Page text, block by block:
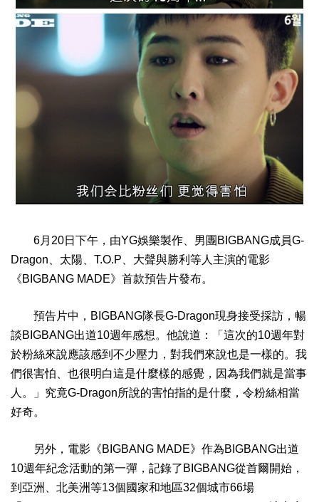
6月20日下午，由YG娛樂製作、男團BIGBANG成員G-
Dragon、太陽、T.O.P、大聲與勝利等人主演的電影
《BIGBANG MADE》首款預告片發布。
預告片中，BIGBANG隊長G-Dragon現身接受採訪，暢
談BIGBANG出道10週年感想。他說道：「這次的10週年對
於粉絲來說應該感到不少壓力，對我們來說也是一樣的。我
們很害怕、也很明白這是什麼樣的感覺，因為我們就是當事
人。」究竟G-Dragon所說的害怕指的是什麼，令粉絲相當
好奇。
另外，電影《BIGBANG MADE》作為BIGBANG出道
10週年紀念活動的第一彈，記錄了BIGBANG從首爾開始，
到亞洲、北美洲等13個國家和地區32個城市66場